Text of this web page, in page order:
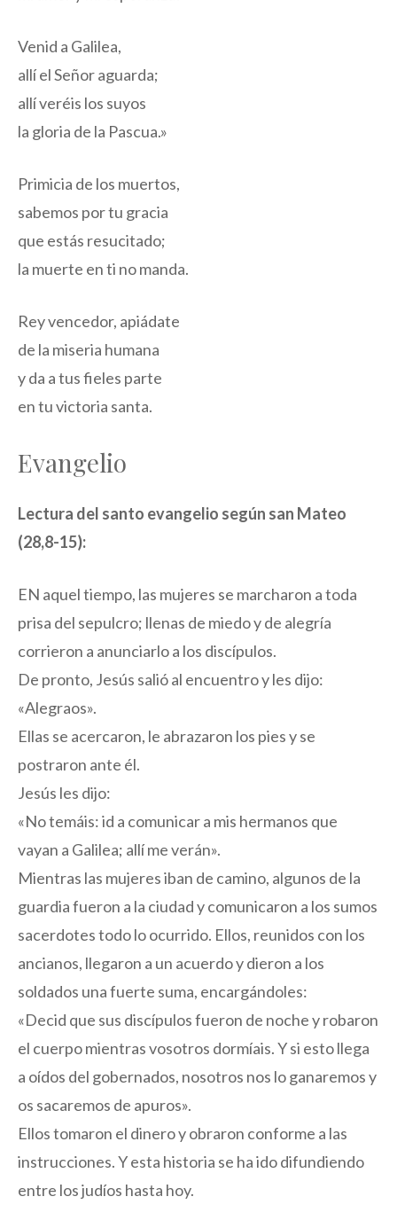
Venid a Galilea,
allí el Señor aguarda;
allí veréis los suyos
la gloria de la Pascua.»
Primicia de los muertos,
sabemos por tu gracia
que estás resucitado;
la muerte en ti no manda.
Rey vencedor, apiádate
de la miseria humana
y da a tus fieles parte
en tu victoria santa.
Evangelio
Lectura del santo evangelio según san Mateo
(28,8-15):
EN aquel tiempo, las mujeres se marcharon a toda
prisa del sepulcro; llenas de miedo y de alegría
corrieron a anunciarlo a los discípulos.
De pronto, Jesús salió al encuentro y les dijo:
«Alegraos».
Ellas se acercaron, le abrazaron los pies y se
postraron ante él.
Jesús les dijo:
«No temáis: id a comunicar a mis hermanos que
vayan a Galilea; allí me verán».
Mientras las mujeres iban de camino, algunos de la
guardia fueron a la ciudad y comunicaron a los sumos
sacerdotes todo lo ocurrido. Ellos, reunidos con los
ancianos, llegaron a un acuerdo y dieron a los
soldados una fuerte suma, encargándoles:
«Decid que sus discípulos fueron de noche y robaron
el cuerpo mientras vosotros dormíais. Y si esto llega
a oídos del gobernados, nosotros nos lo ganaremos y
os sacaremos de apuros».
Ellos tomaron el dinero y obraron conforme a las
instrucciones. Y esta historia se ha ido difundiendo
entre los judíos hasta hoy.